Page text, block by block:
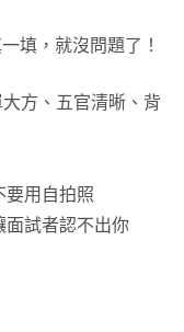
填，就沒問題了！
方、五官清晰、背
用自拍照
試者認不出你